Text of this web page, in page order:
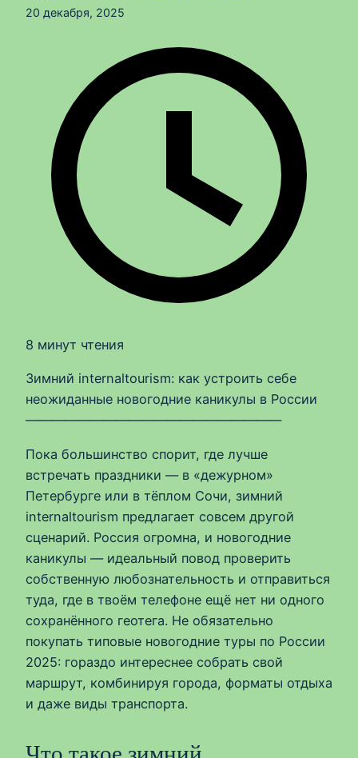
20 декабря, 2025
8 минут чтения
Зимний internaltourism: как устроить себе
неожиданные новогодние каникулы в России
————————————————————
Пока большинство спорит, где лучше
встречать праздники — в «дежурном»
Петербурге или в тёплом Сочи, зимний
internaltourism предлагает совсем другой
сценарий. Россия огромна, и новогодние
каникулы — идеальный повод проверить
собственную любознательность и отправиться
туда, где в твоём телефоне ещё нет ни одного
сохранённого геотега. Не обязательно
покупать типовые новогодние туры по России
2025: гораздо интереснее собрать свой
маршрут, комбинируя города, форматы отдыха
и даже виды транспорта.